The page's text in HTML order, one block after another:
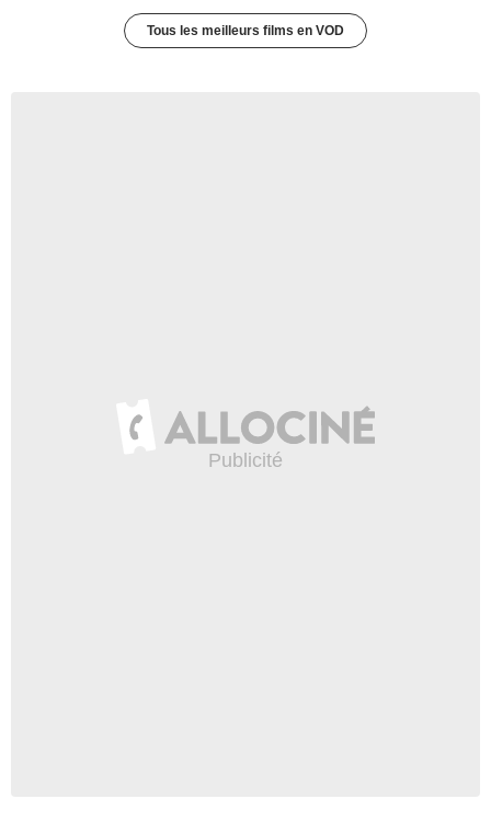
Tous les meilleurs films en VOD